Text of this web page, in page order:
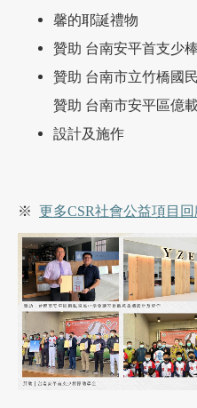
馨的耶誕禮物
贊助 台南安平首支少
贊助 台南市立竹橋國
贊助 台南市安平區億
設計及施作
※ 更多CSR社會公益項目